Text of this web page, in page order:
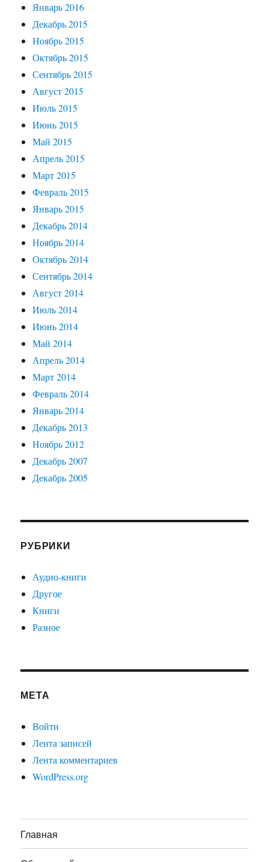
Январь 2016
Декабрь 2015
Ноябрь 2015
Октябрь 2015
Сентябрь 2015
Август 2015
Июль 2015
Июнь 2015
Май 2015
Апрель 2015
Март 2015
Февраль 2015
Январь 2015
Декабрь 2014
Ноябрь 2014
Октябрь 2014
Сентябрь 2014
Август 2014
Июль 2014
Июнь 2014
Май 2014
Апрель 2014
Март 2014
Февраль 2014
Январь 2014
Декабрь 2013
Ноябрь 2012
Декабрь 2007
Декабрь 2005
РУБРИКИ
Аудио-книги
Другое
Книги
Разное
МЕТА
Войти
Лента записей
Лента комментариев
WordPress.org
Главная